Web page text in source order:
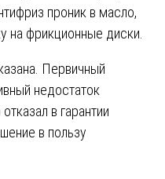
проник в масло,
на фрикционные диски.
Первичный
недостаток
в гарантии
в пользу